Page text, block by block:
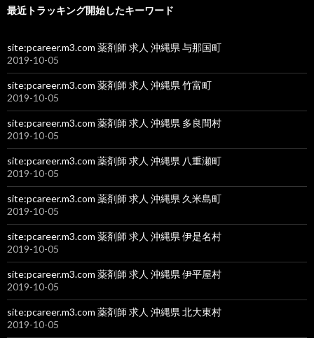
最近トラッキング開始したキーワード
site:pcareer.m3.com 薬剤師 求人 沖縄県 与那国町
2019-10-05
site:pcareer.m3.com 薬剤師 求人 沖縄県 竹富町
2019-10-05
site:pcareer.m3.com 薬剤師 求人 沖縄県 多良間村
2019-10-05
site:pcareer.m3.com 薬剤師 求人 沖縄県 八重瀬町
2019-10-05
site:pcareer.m3.com 薬剤師 求人 沖縄県 久米島町
2019-10-05
site:pcareer.m3.com 薬剤師 求人 沖縄県 伊是名村
2019-10-05
site:pcareer.m3.com 薬剤師 求人 沖縄県 伊平屋村
2019-10-05
site:pcareer.m3.com 薬剤師 求人 沖縄県 北大東村
2019-10-05